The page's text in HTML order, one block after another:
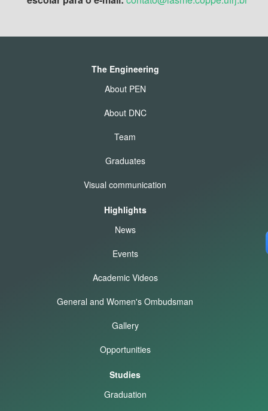
The Engineering
About PEN
About DNC
Team
Graduates
Visual communication
Highlights
News
Events
Academic Videos
General and Women's Ombudsman
Gallery
Opportunities
Studies
Graduation